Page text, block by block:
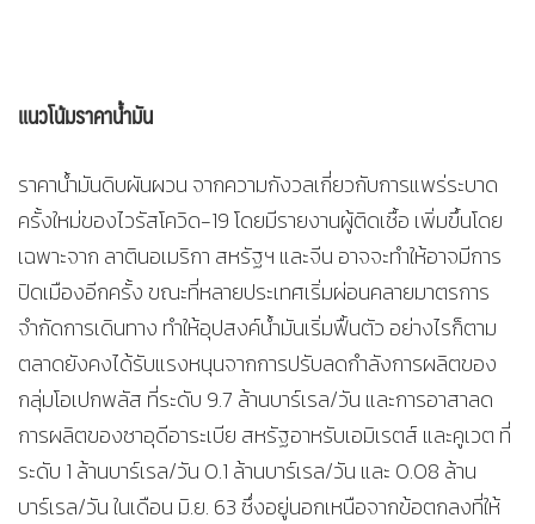
แนวโน้มราคาน้ำมัน
ราคาน้ำมันดิบผันผวน จากความกังวลเกี่ยวกับการแพร่ระบาด
ครั้งใหม่ของไวรัสโควิด-19 โดยมีรายงานผู้ติดเชื้อ เพิ่มขึ้นโดย
เฉพาะจาก ลาตินอเมริกา สหรัฐฯ และจีน อาจจะทำให้อาจมีการ
ปิดเมืองอีกครั้ง ขณะที่หลายประเทศเริ่มผ่อนคลายมาตรการ
จำกัดการเดินทาง ทำให้อุปสงค์น้ำมันเริ่มฟื้นตัว อย่างไรก็ตาม
ตลาดยังคงได้รับแรงหนุนจากการปรับลดกำลังการผลิตของ
กลุ่มโอเปกพลัส ที่ระดับ 9.7 ล้านบาร์เรล/วัน และการอาสาลด
การผลิตของซาอุดีอาระเบีย สหรัฐอาหรับเอมิเรตส์ และคูเวต ที่
ระดับ 1 ล้านบาร์เรล/วัน 0.1 ล้านบาร์เรล/วัน และ 0.08 ล้าน
บาร์เรล/วัน ในเดือน มิ.ย. 63 ซึ่งอยู่นอกเหนือจากข้อตกลงที่ให้